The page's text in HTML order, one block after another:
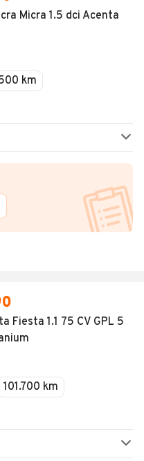
Micra 1.5 dci Acenta
km
Fiesta 1.1 75 CV GPL 5
101.700 km